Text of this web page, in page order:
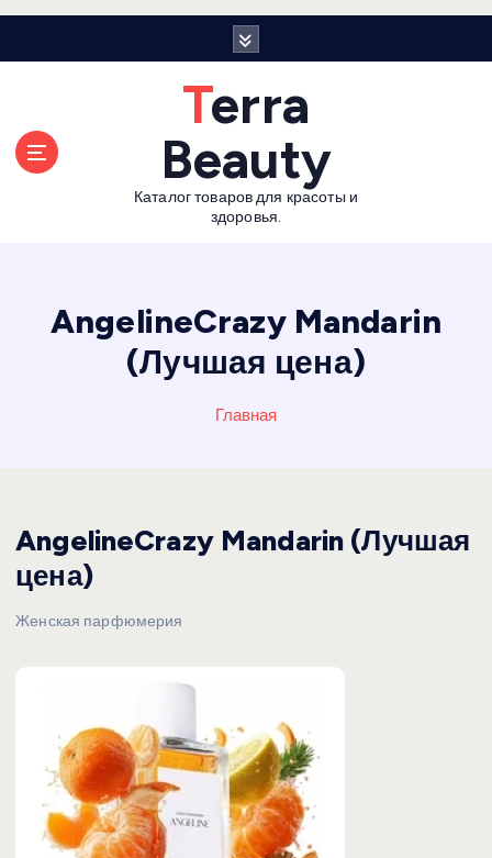
Terra
Beauty
Каталог товаров для красоты и
здоровья.
AngelineCrazy Mandarin
(Лучшая цена)
Главная
AngelineCrazy Mandarin (Лучшая
цена)
Женская парфюмерия